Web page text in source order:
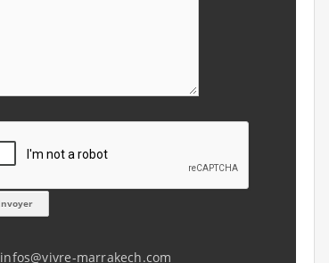
infos@vivre-marrakech.com